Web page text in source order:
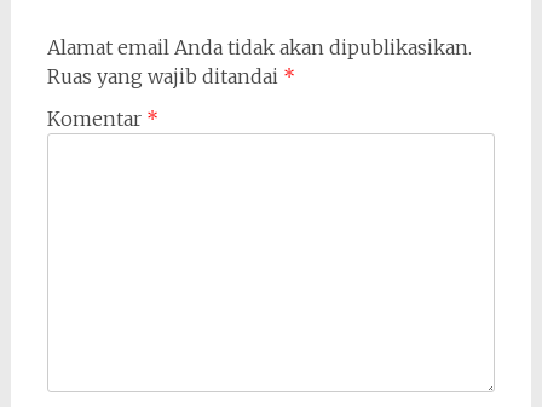
Alamat email Anda tidak akan dipublikasikan.
Ruas yang wajib ditandai *
Komentar *